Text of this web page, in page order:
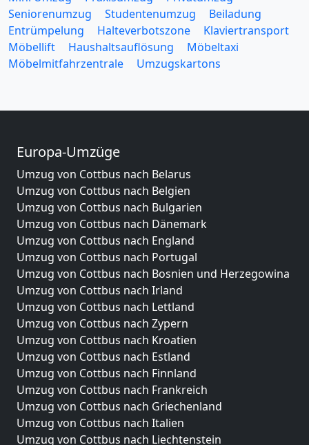
Seniorenumzug
Studentenumzug
Beiladung
Entrümpelung
Halteverbotszone
Klaviertransport
Möbellift
Haushaltsauflösung
Möbeltaxi
Möbelmitfahrzentrale
Umzugskartons
Europa-Umzüge
Umzug von Cottbus nach Belarus
Umzug von Cottbus nach Belgien
Umzug von Cottbus nach Bulgarien
Umzug von Cottbus nach Dänemark
Umzug von Cottbus nach England
Umzug von Cottbus nach Portugal
Umzug von Cottbus nach Bosnien und Herzegowina
Umzug von Cottbus nach Irland
Umzug von Cottbus nach Lettland
Umzug von Cottbus nach Zypern
Umzug von Cottbus nach Kroatien
Umzug von Cottbus nach Estland
Umzug von Cottbus nach Finnland
Umzug von Cottbus nach Frankreich
Umzug von Cottbus nach Griechenland
Umzug von Cottbus nach Italien
Umzug von Cottbus nach Liechtenstein